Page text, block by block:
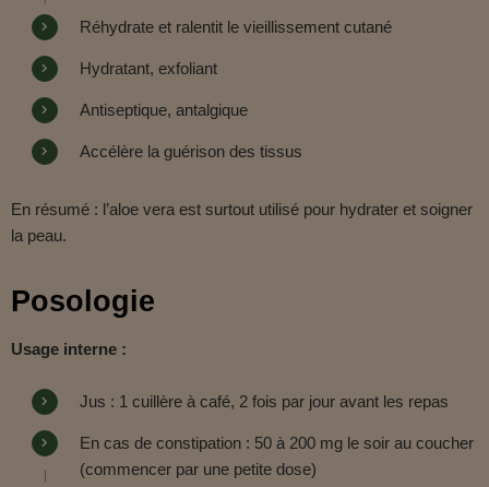
Réhydrate et ralentit le vieillissement cutané
Hydratant, exfoliant
Antiseptique, antalgique
Accélère la guérison des tissus
En résumé : l’aloe vera est surtout utilisé pour hydrater et soigner
la peau.
Posologie
Usage interne :
Jus : 1 cuillère à café, 2 fois par jour avant les repas
En cas de constipation : 50 à 200 mg le soir au coucher
(commencer par une petite dose)